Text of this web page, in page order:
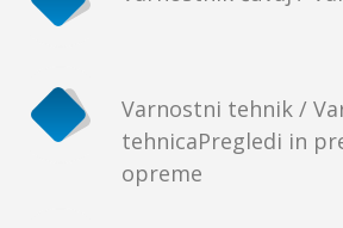
Varnostni tehnik /
tehnicaPregledi in
opreme